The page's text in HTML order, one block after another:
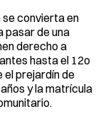
se convierta en
pasar de una
derecho a
hasta el 12o
el prejardín de
y la matrícula